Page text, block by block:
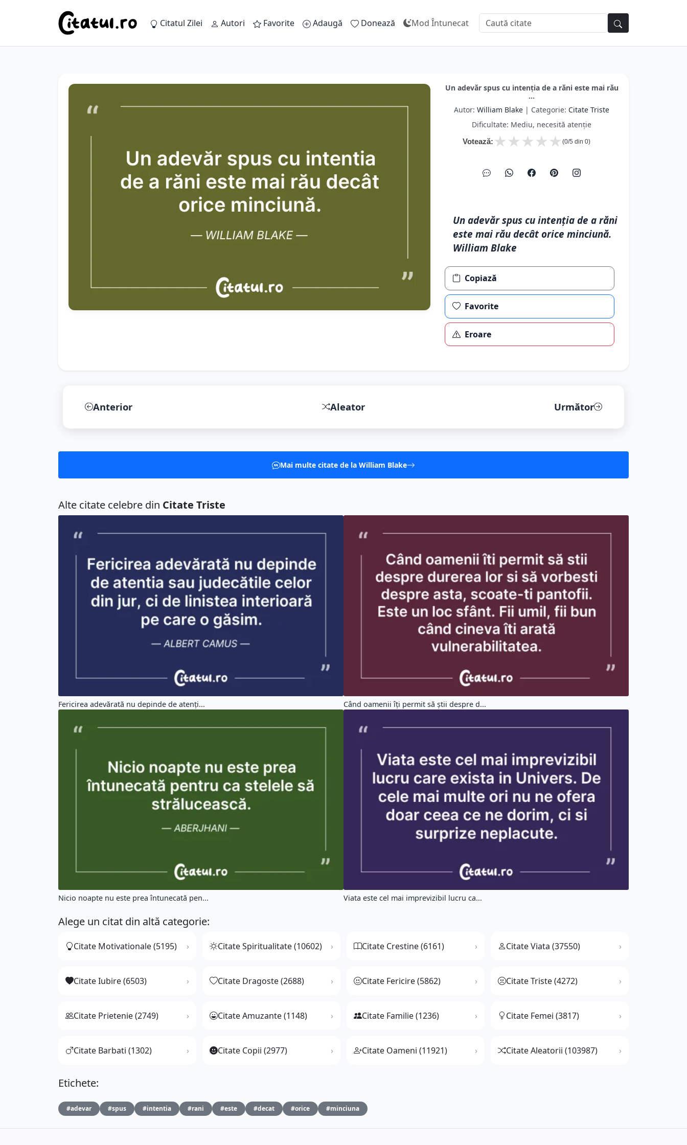
Citatul Zilei Autori Favorite Adaugă Donează Mod Întunecat
Un adevăr spus cu intenția de a răni este mai rău
...
Autor: William Blake | Categorie: Citate Triste
Dificultate: Mediu, necesită atenție
Votează: ★
★
★
★
★ (0/5 din 0)
Un adevăr spus cu intenția de a răni
este mai rău decât orice minciună.
William Blake
Copiază
Favorite
Eroare
Anterior Aleator Următor
Mai multe citate de la William Blake
Alte citate celebre din Citate Triste
Fericirea adevărată nu depinde de atenți... Când oamenii îți permit să știi despre d...
Nicio noapte nu este prea întunecată pen... Viata este cel mai imprevizibil lucru ca...
Alege un citat din altă categorie:
Citate Motivationale (5195) Citate Spiritualitate (10602) Citate Crestine (6161) Citate Viata (37550)
Citate Iubire (6503) Citate Dragoste (2688) Citate Fericire (5862) Citate Triste (4272)
Citate Prietenie (2749) Citate Amuzante (1148) Citate Familie (1236) Citate Femei (3817)
Citate Barbati (1302) Citate Copii (2977) Citate Oameni (11921) Citate Aleatorii (103987)
Etichete:
#adevar #spus #intentia #rani #este #decat #orice #minciuna